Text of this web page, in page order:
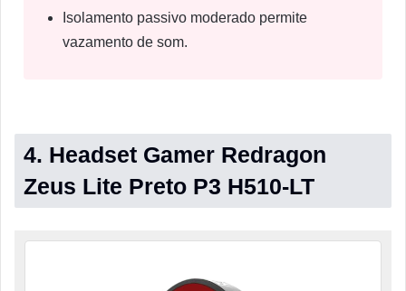
Isolamento passivo moderado permite
vazamento de som.
4. Headset Gamer Redragon
Zeus Lite Preto P3 H510-LT